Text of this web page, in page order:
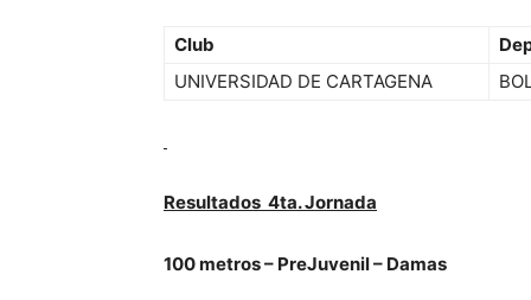
Club
UNIVERSIDAD DE CARTAGENA
Resultados 4ta. Jornada
100 metros – PreJuvenil – Damas